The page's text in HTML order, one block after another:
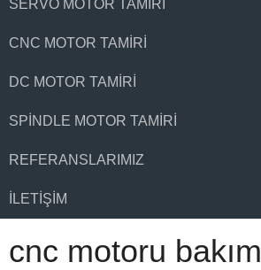
SERVO MOTOR TAMIRI
CNC MOTOR TAMIRI
DC MOTOR TAMIRI
SPINDLE MOTOR TAMIRI
REFERANSLARIMIZ
İLETIŞIM
cnc motoru bakım